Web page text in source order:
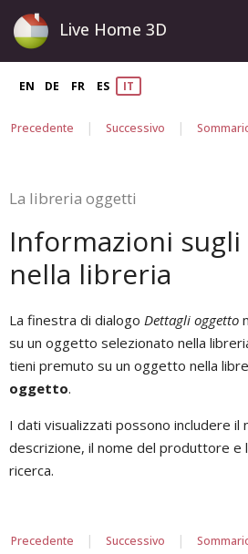
Live Home 3D
EN DE FR ES IT
Precedente | Successivo |
La libreria oggetti
Informazioni
nella libreria
La finestra di dialogo Dettagli oggetto
su un oggetto selezionato nella
tieni premuto su un oggetto nella
oggetto.
I dati visualizzati possono includere il
descrizione, il nome del produttore e
ricerca.
Precedente | Successivo |